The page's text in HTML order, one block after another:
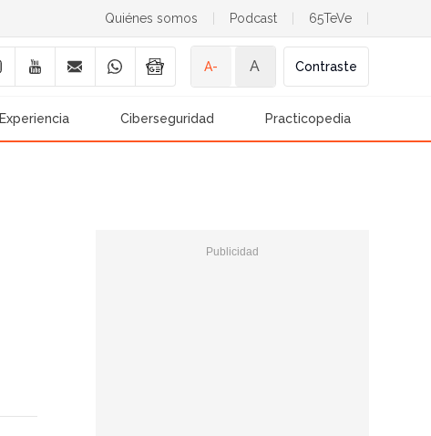
Quiénes somos Podcast 65TeVe
A- A Contraste
Experiencia Ciberseguridad Practicopedia